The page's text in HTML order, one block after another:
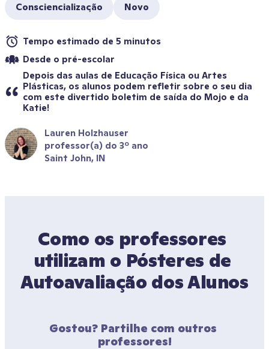
Consciencialização Novo
Tempo estimado de 5 minutos
Desde o pré-escolar
Depois das aulas de Educação Física ou Artes
Plásticas, os alunos podem refletir sobre o seu dia
com este divertido boletim de saída do Mojo e da
Katie!
Lauren Holzhauser
professor(a) do 3º ano
Saint John, IN
Como os professores
utilizam o Pósteres de
Autoavaliação dos Alunos
Gostou? Partilhe com outros
professores!